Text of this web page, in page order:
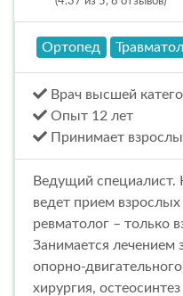
Ортопед
Врач высшей
Опыт 12 лет
Принимает
Ведущий специалист.
ведет прием
ревматолог – только
Занимается лечением
опорно-двигательного
хирургия, остеосинтез